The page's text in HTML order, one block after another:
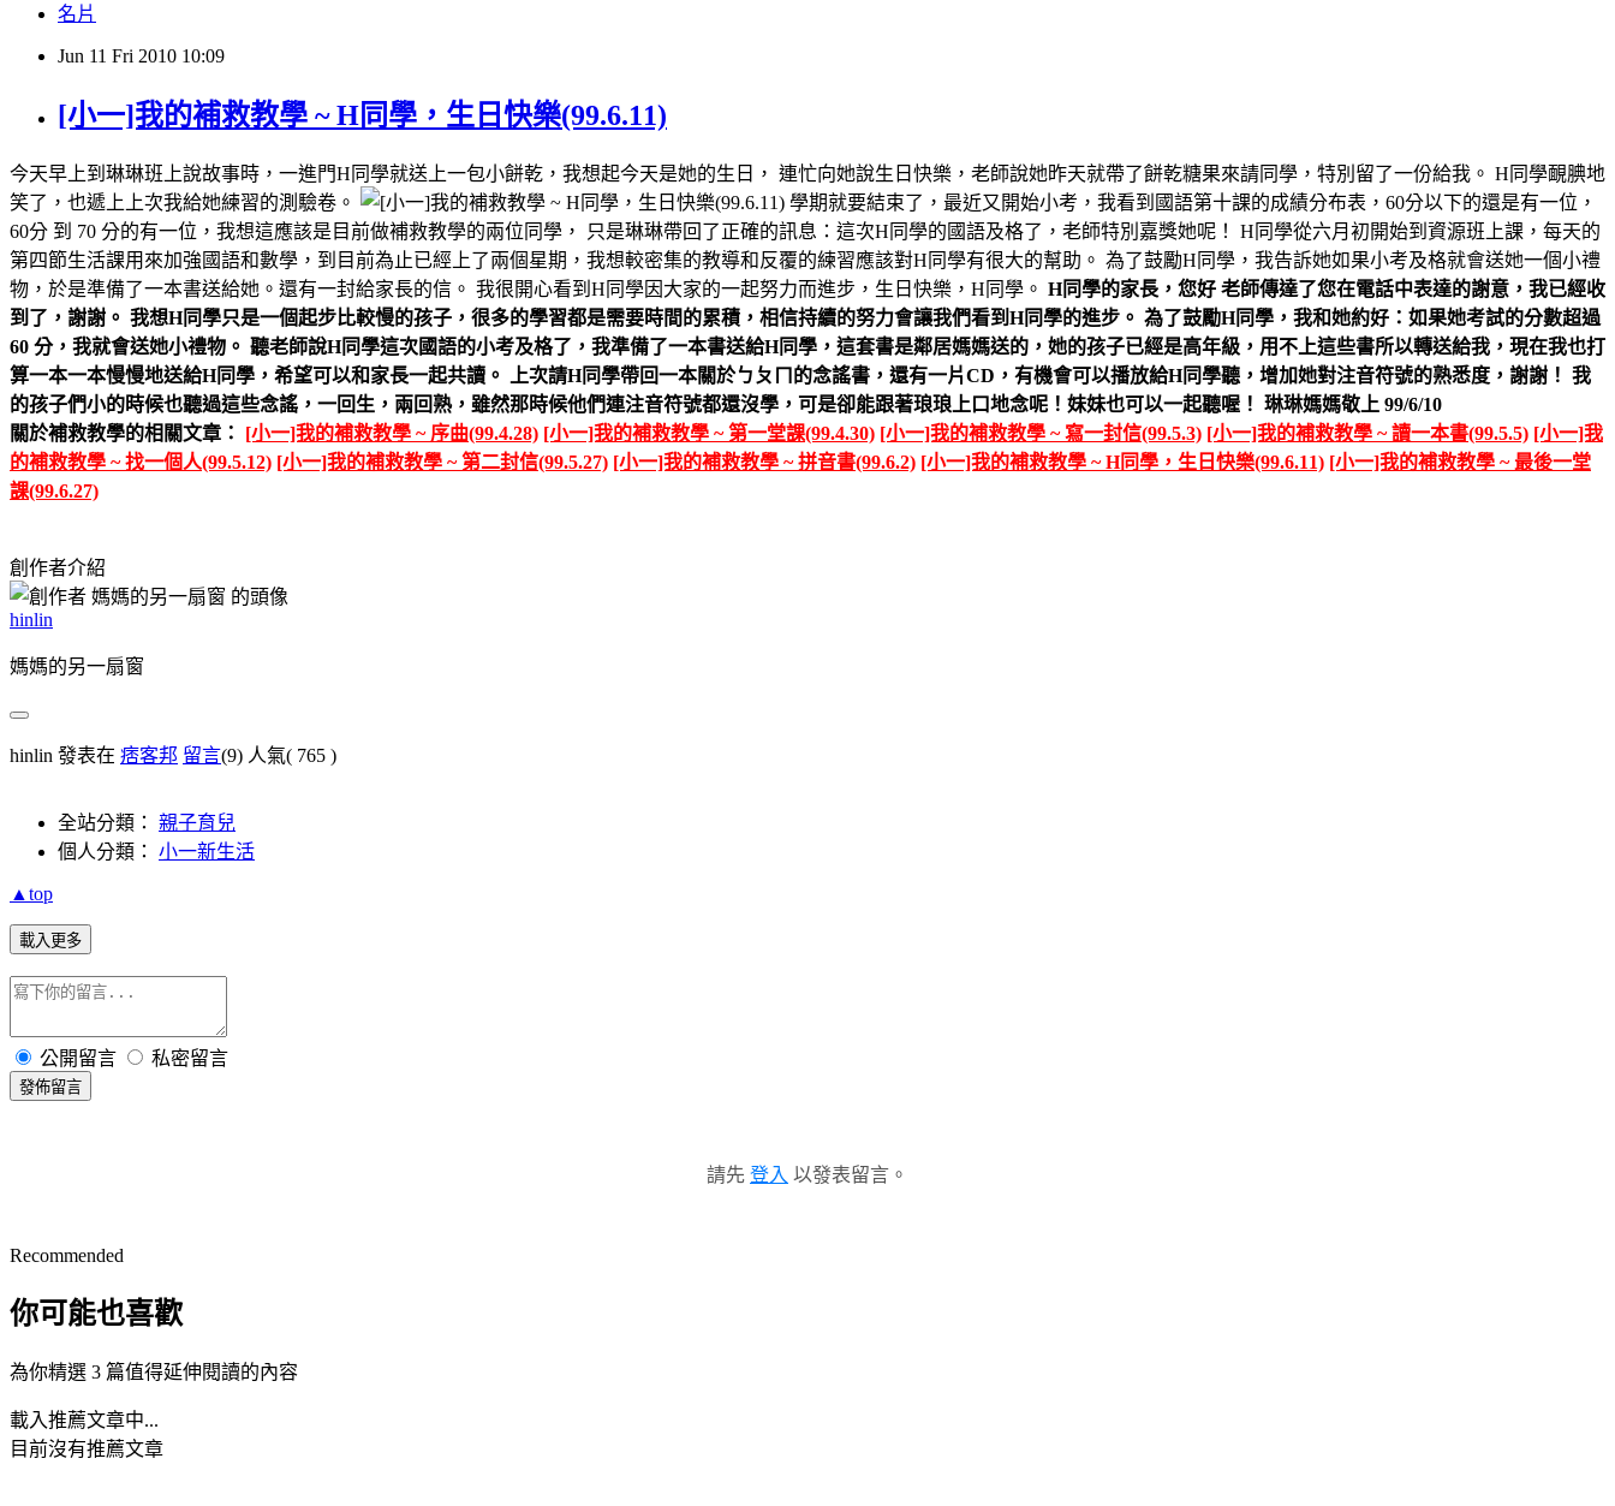
名片
Jun 11 Fri 2010 10:09
[小一]我的補救教學 ~ H同學，生日快樂(99.6.11)
今天早上到琳琳班上說故事時，一進門H同學就送上一包小餅乾，我想起今天是她的生日， 連忙向她說生日快樂，老師說她昨天就帶了餅乾糖果來請同學，特別留了一份給我。 H同學靦腆地
笑了，也遞上上次我給她練習的測驗卷。
學期就要結束了，最近又開始小考，我看到國語第十課的成績分布表，60分以下的還是有一位，
60分 到 70 分的有一位，我想這應該是目前做補救教學的兩位同學， 只是琳琳帶回了正確的訊息：這次H同學的國語及格了，老師特別嘉獎她呢！ H同學從六月初開始到資源班上課，每天的
第四節生活課用來加強國語和數學，到目前為止已經上了兩個星期，我想較密集的教導和反覆的練習應該對H同學有很大的幫助。 為了鼓勵H同學，我告訴她如果小考及格就會送她一個小禮
物，於是準備了一本書送給她。還有一封給家長的信。 我很開心看到H同學因大家的一起努力而進步，生日快樂，H同學。 H同學的家長，您好 老師傳達了您在電話中表達的謝意，我已經收
到了，謝謝。 我想H同學只是一個起步比較慢的孩子，很多的學習都是需要時間的累積，相信持續的努力會讓我們看到H同學的進步。 為了鼓勵H同學，我和她約好：如果她考試的分數超過
60 分，我就會送她小禮物。 聽老師說H同學這次國語的小考及格了，我準備了一本書送給H同學，這套書是鄰居媽媽送的，她的孩子已經是高年級，用不上這些書所以轉送給我，現在我也打
算一本一本慢慢地送給H同學，希望可以和家長一起共讀。 上次請H同學帶回一本關於ㄅㄆㄇ的念謠書，還有一片CD，有機會可以播放給H同學聽，增加她對注音符號的熟悉度，謝謝！ 我
的孩子們小的時候也聽過這些念謠，一回生，兩回熟，雖然那時候他們連注音符號都還沒學，可是卻能跟著琅琅上口地念呢！妹妹也可以一起聽喔！ 琳琳媽媽敬上 99/6/10
關於補救教學的相關文章： [小一]我的補救教學 ~ 序曲(99.4.28) [小一]我的補救教學 ~ 第一堂課(99.4.30) [小一]我的補救教學 ~ 寫一封信(99.5.3) [小一]我的補救教學 ~ 讀一本書(99.5.5) [小一]我
的補救教學 ~ 找一個人(99.5.12) [小一]我的補救教學 ~ 第二封信(99.5.27) [小一]我的補救教學 ~ 拼音書(99.6.2) [小一]我的補救教學 ~ H同學，生日快樂(99.6.11) [小一]我的補救教學 ~ 最後一堂
課(99.6.27)
創作者介紹
hinlin
媽媽的另一扇窗
hinlin 發表在 痞客邦 留言(9) 人氣( 765 )
全站分類： 親子育兒
個人分類： 小一新生活
▲top
載入更多
公開留言 私密留言
發佈留言
請先 登入 以發表留言。
Recommended
你可能也喜歡
為你精選 3 篇值得延伸閱讀的內容
載入推薦文章中...
目前沒有推薦文章